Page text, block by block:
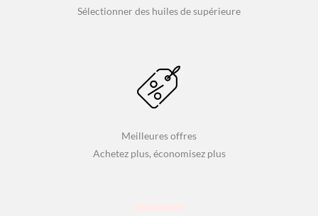
Sélectionner des huiles de supérieure
Meilleures offres
Achetez plus, économisez plus